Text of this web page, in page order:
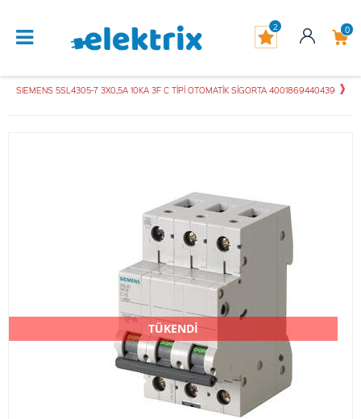
0
2
SIEMENS 5SL4305-7 3X0,5A 10KA 3F C TİPİ OTOMATİK SİGORTA 4001869440439
TÜKENDİ